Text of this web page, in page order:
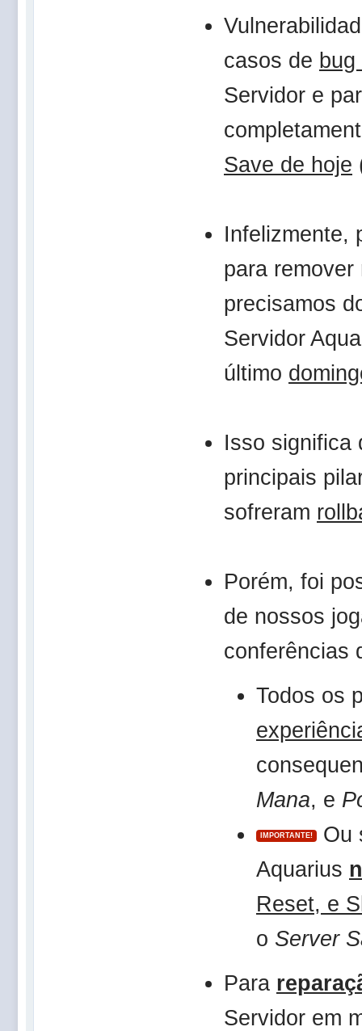
casos de bug
Servidor e
Save de hoje
Infelizmente,
para
precisamos
Servidor
último
Isso
principais
sofreram
Porém, foi
de nossos
conferências
Todos os
Mana, e
IMPORTANTE!
Ou
Aquarius
Reset, e
o Server
Para
Servidor em